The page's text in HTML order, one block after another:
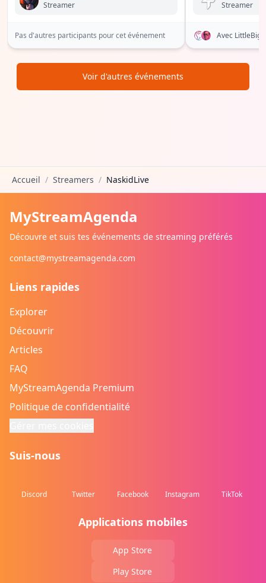
Streamer
Pas d'autres participants pour cet événement
Streamer
Avec
Voir d'autres événements
Accueil / Streamers / NaskidLive
MyStreamAgenda
Découvre et suis tes événements de streaming préférés
contact@mystreamagenda.com
Liens rapides
Explorer
Découvrir
Articles
FAQ
MyStreamAgenda Premium
Politique de confidentialité
Suis-nous
Discord Twitter Facebook Instagram TikTok
Applications mobiles
App Store
Play Store